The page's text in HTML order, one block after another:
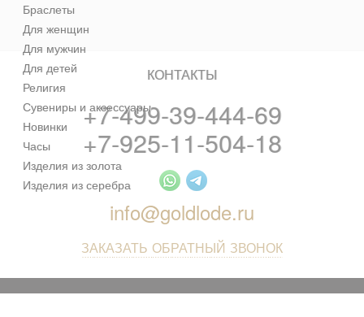
Браслеты
Для женщин
Для мужчин
Для детей
Религия
Сувениры и аксессуары
Новинки
Часы
Изделия из золота
Изделия из серебра
КОНТАКТЫ
+7-499-39-444-69
+7-925-11-504-18
info@goldlode.ru
ЗАКАЗАТЬ ОБРАТНЫЙ ЗВОНОК